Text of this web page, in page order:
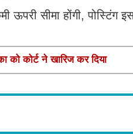
सीमा होंगी, पोस्टिंग
को कोर्ट ने खारिज कर दिया